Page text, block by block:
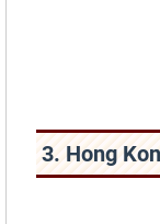
3. Hong